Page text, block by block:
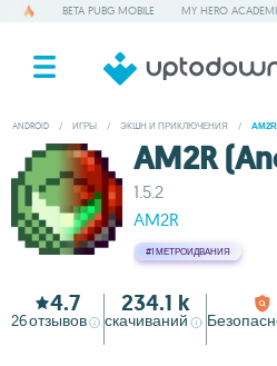
BETA PUBG MOBILE MY HERO
ANDROID / ИГРЫ / ЭКШН И ПРИКЛЮЧЕНИЯ /
AM2R
1.5.2
AM2R
#1 МЕТРОИДВАНИЯ
4.7
26отзывов
234.1 k
скачиваний